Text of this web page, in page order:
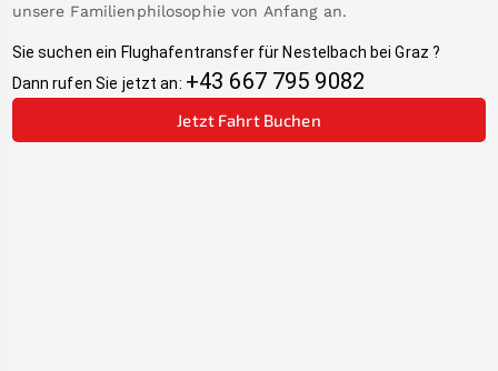
unsere Familienphilosophie von Anfang an.
Sie suchen ein Flughafentransfer für Nestelbach bei Graz ?
Dann rufen Sie jetzt an: +43 667 795 9082
Jetzt Fahrt Buchen